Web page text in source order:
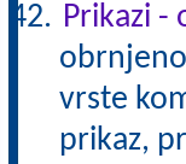
Prikazi -
vrste
prikaz,